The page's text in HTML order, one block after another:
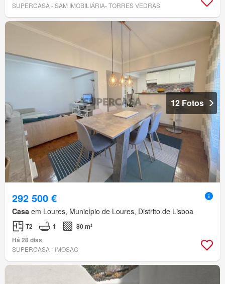
SUPERCASA - SAM IMOBILIÁRIA- TORRES VEDRAS
12 Fotos
292 500 €
Casa em Loures, Município de Loures, Distrito de Lisboa
T2 1
80 m²
Há 28 dias
SUPERCASA - IMOSAC